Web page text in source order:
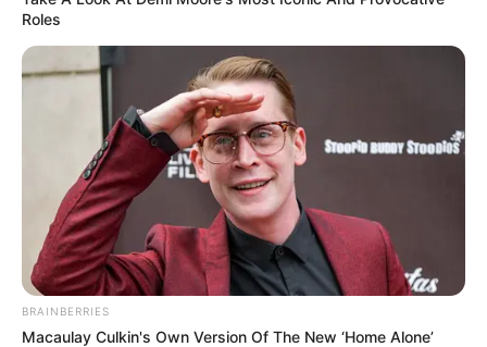
Roles
BRAINBERRIES
Macaulay Culkin's Own Version Of The New ‘Home Alone’